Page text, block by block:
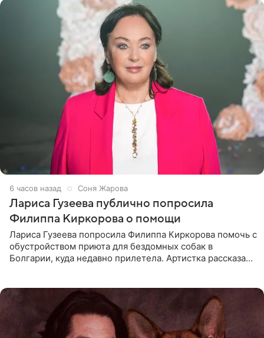
6 часов назад Соня Жарова
Лариса Гузеева публично попросила
Филиппа Киркорова о помощи
Лариса Гузеева попросила Филиппа Киркорова помочь с
обустройством приюта для бездомных собак в
Болгарии, куда недавно прилетела. Артистка рассказала